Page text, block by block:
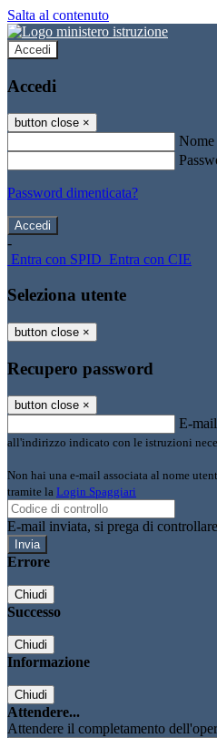
Salta al contenuto
Accedi
Accedi
button close ×
Nome
Password dimenticata?
-
Entra con SPID Entra con CIE
Seleziona utente
button close ×
Recupero password
button close ×
E-mail
all'indirizzo indicato con le istruzioni
Non hai una e-mail associata al nome
tramite la Login Spaggiari
E-mail inviata, si prega di
Errore
Chiudi
Successo
Chiudi
Informazione
Chiudi
Attendere...
Attendere il completamento